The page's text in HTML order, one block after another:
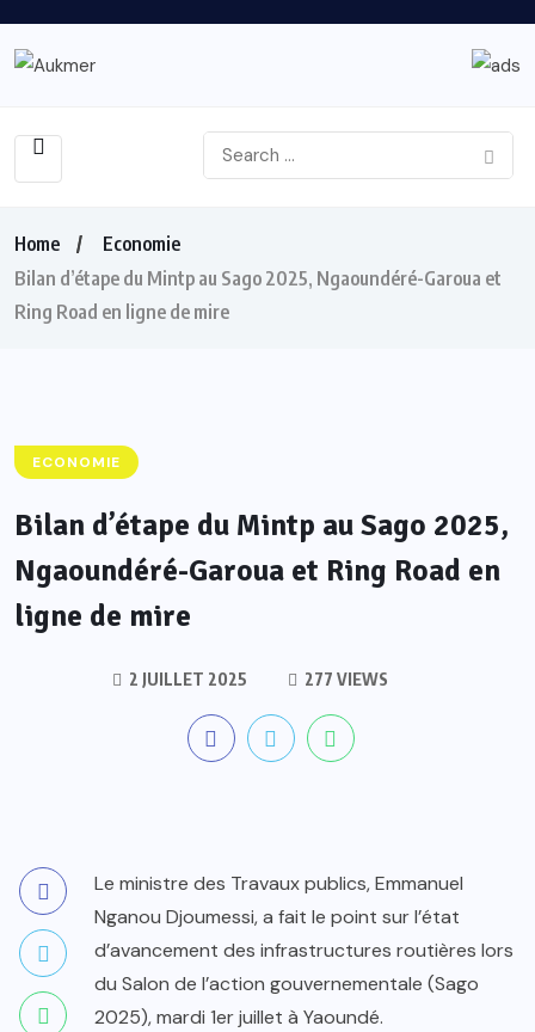
Home
Economie
Bilan d’étape du Mintp au Sago 2025, Ngaoundéré-Garoua et
Ring Road en ligne de mire
ECONOMIE
Bilan d’étape du Mintp au Sago 2025,
Ngaoundéré-Garoua et Ring Road en
ligne de mire
2 JUILLET 2025 277 VIEWS
Le ministre des Travaux publics, Emmanuel
Nganou Djoumessi, a fait le point sur l’état
d’avancement des infrastructures routières lors
du Salon de l’action gouvernementale (Sago
2025), mardi 1er juillet à Yaoundé.